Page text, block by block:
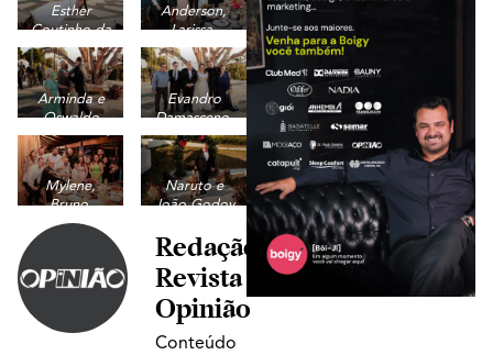
Esther
Coutinho da
Silva e Irving
Pestana de
Arruda
Anderson,
Larissa,
Catarina,
Laura, Irving,
Esther,
Bruna,
Guilherme,
Joana e
Isabela
Arminda e
Oswaldo
Coutinho
com os
noivos
Evandro
Damasceno,
Alipio, João,
Esther, Irving
e Rosa
Mylene,
Bruno,
Marco,
Esther,
Irving, Luigi,
Tauany,
Naruto e
João Godoy
Redação
Revista
Opinião
Conteúdo